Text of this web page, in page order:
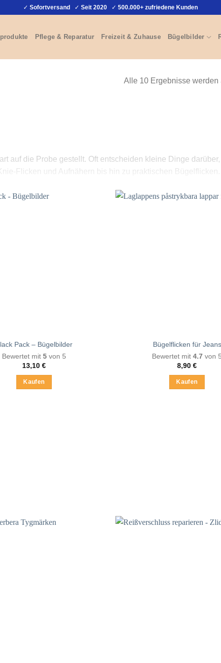
✓ Sofortversand ✓ Seit 2020 ✓ 500.000+ zufriedene Kunden
Pflege & Reparatur Freizeit & Zuhause Bügelbilder
Alle 10 Ergebnisse werden
auf die Probe gestellt. Oft entscheiden kleine Dinge
Flicken und Aufnähern bis hin zu praktischen Bügelflicken.
Pack – Bügelbilder
Bewertet mit 5 von 5
13,10 €
Kaufen
Bügelflicken für Jeans
Bewertet mit 4.7 von
8,90 €
Kaufen